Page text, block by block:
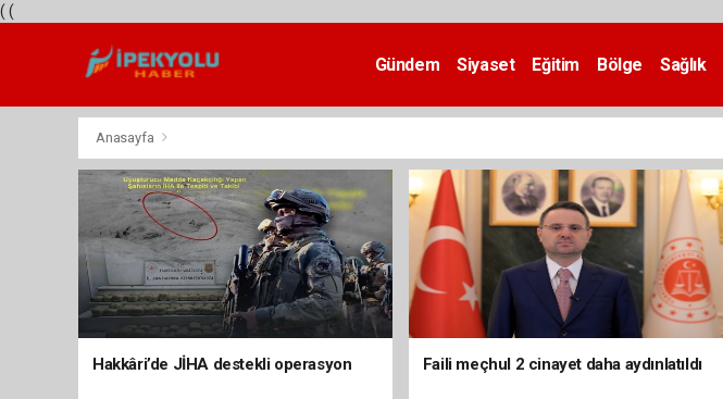
( (
Gündem Siyaset Eğitim Bölge Sağlık
Anasayfa
Hakkâri’de JİHA destekli operasyon Faili meçhul 2 cinayet daha aydınlatıldı